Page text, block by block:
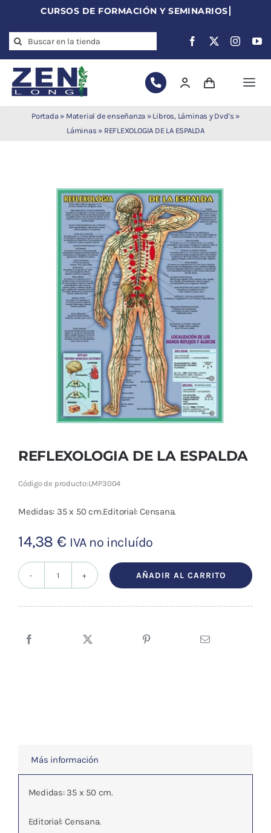
content
Search
for:
Auriculoterapia
Auriculomedicina
Electroacupuntura
Laserpuntura
Cromoterapia
Magnetoterapia
enseñanza
OFERTAS
Portada » Material de enseñanza » Libros, Láminas y Dvd's »
Láminas » REFLEXOLOGIA DE LA ESPALDA
REFLEXOLOGIA DE LA ESPALDA
Código de producto:LMP3004
Medidas: 35 x 50 cm.Editorial: Censana.
14,38 € IVA no incluído
REFLEXOLOGIA
ESPALDA
AÑADIR AL CARRITO
Más información
Medidas: 35 x 50 cm.
Editorial: Censana.